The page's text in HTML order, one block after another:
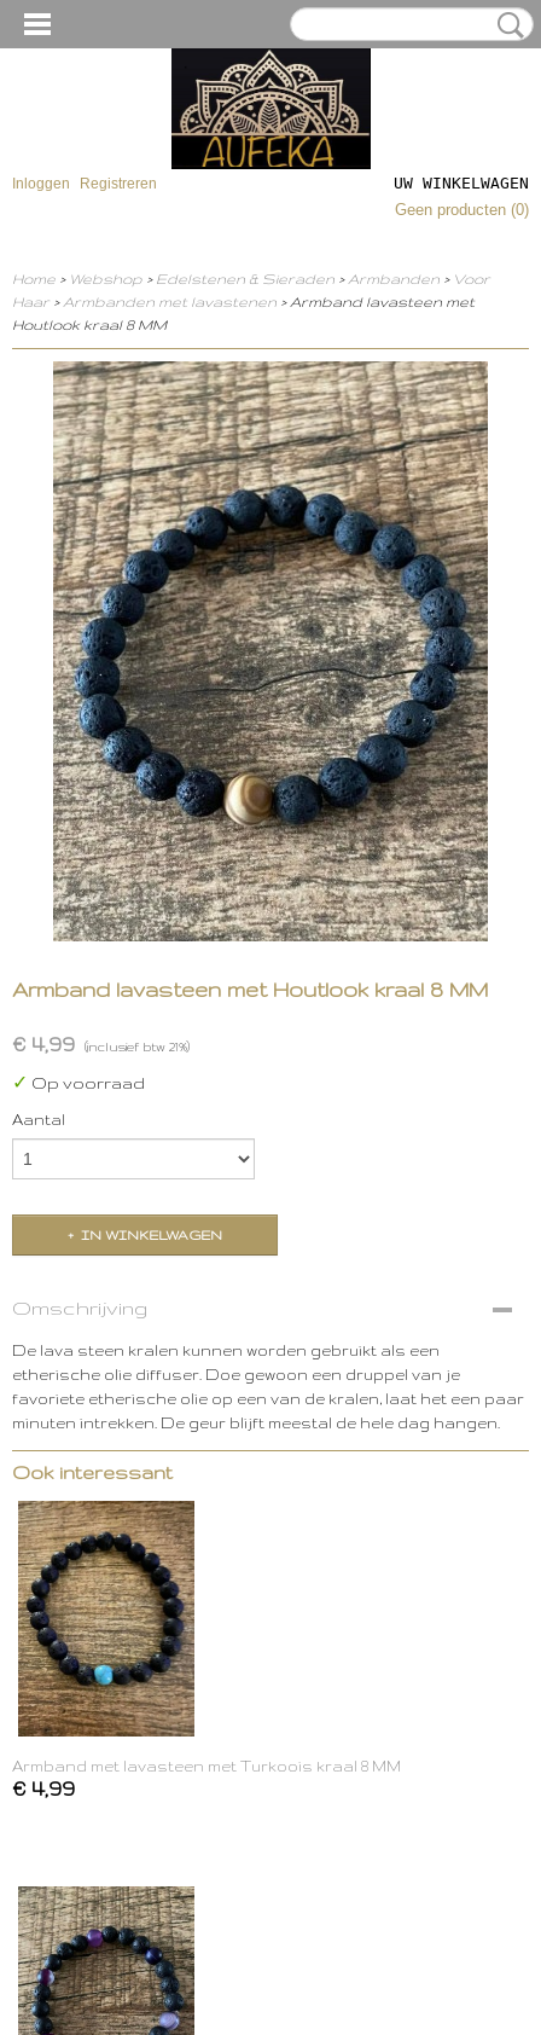
Inloggen Registreren
UW WINKELWAGEN
Geen producten (0)
Home > Webshop > Edelstenen & Sieraden > Armbanden > Voor
Haar > Armbanden met lavastenen > Armband lavasteen met
Houtlook kraal 8 MM
Armband lavasteen met Houtlook kraal 8 MM
€ 4,99 (inclusief btw 21%)
✓ Op voorraad
Aantal
IN WINKELWAGEN
Omschrijving
De lava steen kralen kunnen worden gebruikt als een
etherische olie diffuser. Doe gewoon een druppel van je
favoriete etherische olie op een van de kralen, laat het een paar
minuten intrekken. De geur blijft meestal de hele dag hangen.
Ook interessant
Armband met lavasteen met Turkoois kraal 8 MM
€ 4,99